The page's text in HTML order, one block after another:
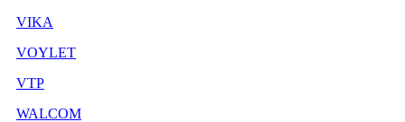
VIKA
VOYLET
VTP
WALCOM